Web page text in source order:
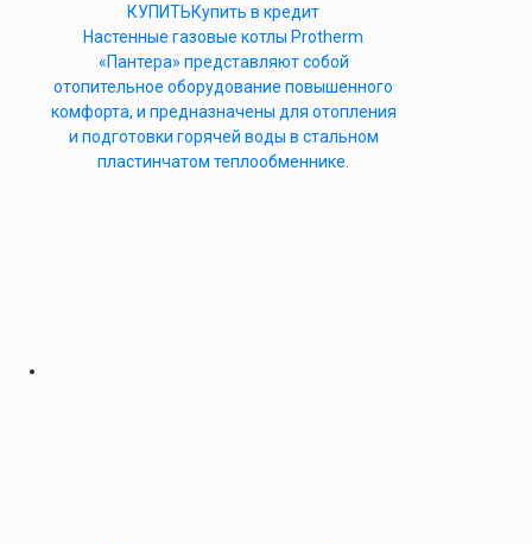
КУПИТЬКупить в кредит
Настенные газовые котлы Protherm
«Пантера» представляют собой
отопительное оборудование повышенного
комфорта, и предназначены для отопления
и подготовки горячей воды в стальном
пластинчатом теплообменнике.